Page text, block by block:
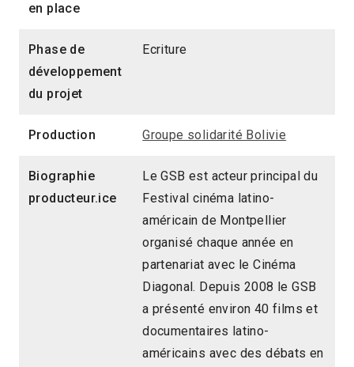
en place
Phase de
développement
du projet
Ecriture
Production Groupe solidarité Bolivie
Biographie
producteur.ice
Le GSB est acteur principal du
Festival cinéma latino-
américain de Montpellier
organisé chaque année en
partenariat avec le Cinéma
Diagonal. Depuis 2008 le GSB
a présenté environ 40 films et
documentaires latino-
américains avec des débats en